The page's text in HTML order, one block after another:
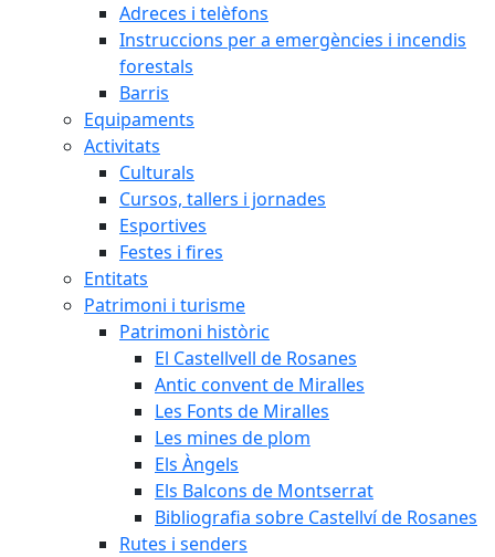
Adreces i telèfons
Instruccions per a emergències i incendis
forestals
Barris
Equipaments
Activitats
Culturals
Cursos, tallers i jornades
Esportives
Festes i fires
Entitats
Patrimoni i turisme
Patrimoni històric
El Castellvell de Rosanes
Antic convent de Miralles
Les Fonts de Miralles
Les mines de plom
Els Àngels
Els Balcons de Montserrat
Bibliografia sobre Castellví de Rosanes
Rutes i senders